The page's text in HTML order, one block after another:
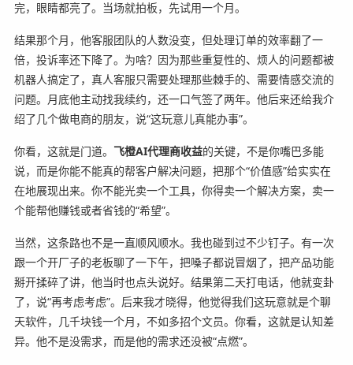
完，眼睛都亮了。当场就拍板，先试用一个月。
结果那个月，他客服团队的人数没变，但处理订单的效率翻了一
倍，投诉率还下降了。为啥？因为那些重复性的、烦人的问题都被
机器人搞定了，真人客服只需要处理那些棘手的、需要情感交流的
问题。月底他主动找我续约，还一口气签了两年。他后来还给我介
绍了几个做电商的朋友，说“这玩意儿真能办事”。
你看，这就是门道。 飞橙AI代理商收益的关键，不是你嘴巴多能
说，而是你能不能真的帮客户解决问题，把那个“价值感”给实实在
在地展现出来。你不能光卖一个工具，你得卖一个解决方案，卖一
个能帮他赚钱或者省钱的“希望”。
当然，这条路也不是一直顺风顺水。我也碰到过不少钉子。有一次
跟一个开厂子的老板聊了一下午，把嗓子都说冒烟了，把产品功能
掰开揉碎了讲，他当时也点头说好。结果第二天打电话，他就变卦
了，说“再考虑考虑”。后来我才晓得，他觉得我们这玩意就是个聊
天软件，几千块钱一个月，不如多招个文员。你看，这就是认知差
异。他不是没需求，而是他的需求还没被“点燃”。